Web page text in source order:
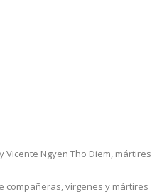
Vicente Ngyen Tho Diem, mártires
compañeras, vírgenes y mártires